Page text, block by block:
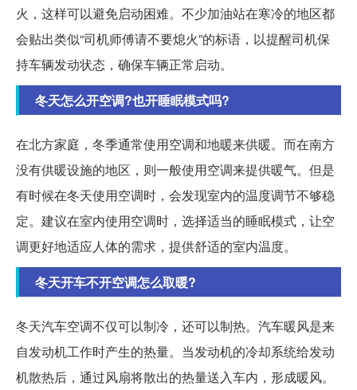
火，这样可以避免启动困难。不少加油站在寒冷的地区都
会贴出类似“司机师傅请不要熄火”的标语，以提醒司机保
持车辆发动状态，确保车辆正常启动。
冬天怎么开空调?也开睡眠模式吗?
在北方家庭，冬季通常使用空调和地暖来供暖。而在南方
没有供暖设施的地区，则一般使用空调来提供暖气。但是
有时候在冬天使用空调时，会发现室内的温度调节不够稳
定。建议在室内使用空调时，选择适当的睡眠模式，让空
调更好地适应人体的需求，提供舒适的室内温度。
冬天开车不开空调怎么取暖?
冬天汽车空调不仅可以制冷，还可以制热。汽车暖风是来
自发动机工作时产生的热量。当发动机的冷却系统给发动
机散热后，通过风扇将散出的热量送入车内，形成暖风。